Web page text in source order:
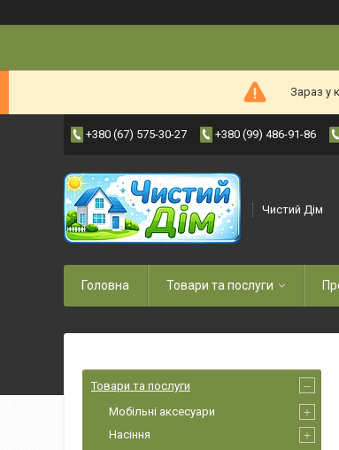
Зараз у
+380 (67) 575-30-27 +380 (99) 486-91-86
Чистий Дім
Головна Товари та послуги
Товари та послуги
Мобільні аксесуари
Насіння